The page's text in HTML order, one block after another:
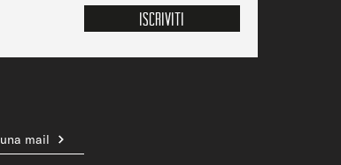
Iscriviti
mail